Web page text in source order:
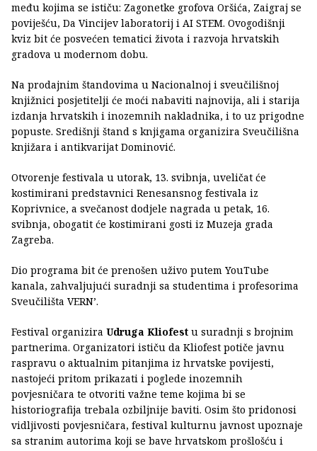
među kojima se ističu: Zagonetke grofova Oršića, Zaigraj se
poviješću, Da Vincijev laboratorij i AI STEM. Ovogodišnji
kviz bit će posvećen tematici života i razvoja hrvatskih
gradova u modernom dobu.
Na prodajnim štandovima u Nacionalnoj i sveučilišnoj
knjižnici posjetitelji će moći nabaviti najnovija, ali i starija
izdanja hrvatskih i inozemnih nakladnika, i to uz prigodne
popuste. Središnji štand s knjigama organizira Sveučilišna
knjižara i antikvarijat Dominović.
Otvorenje festivala u utorak, 13. svibnja, uveličat će
kostimirani predstavnici Renesansnog festivala iz
Koprivnice, a svečanost dodjele nagrada u petak, 16.
svibnja, obogatit će kostimirani gosti iz Muzeja grada
Zagreba.
Dio programa bit će prenošen uživo putem YouTube
kanala, zahvaljujući suradnji sa studentima i profesorima
Sveučilišta VERN’.
Festival organizira Udruga Kliofest u suradnji s brojnim
partnerima. Organizatori ističu da Kliofest potiče javnu
raspravu o aktualnim pitanjima iz hrvatske povijesti,
nastojeći pritom prikazati i poglede inozemnih
povjesničara te otvoriti važne teme kojima bi se
historiografija trebala ozbiljnije baviti. Osim što pridonosi
vidljivosti povjesničara, festival kulturnu javnost upoznaje
sa stranim autorima koji se bave hrvatskom prošlošću i